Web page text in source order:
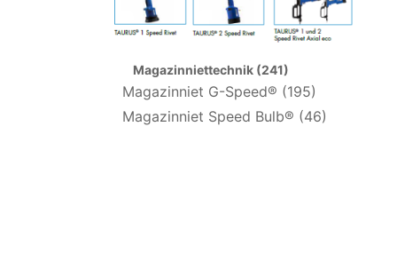
Magazinniettechnik (241)
Magazinniet G-Speed® (195)
Magazinniet Speed Bulb® (46)